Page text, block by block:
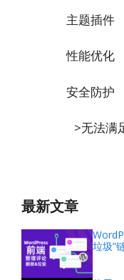
主题插件
性能优化
安全防护
>无法满
最新文章
垃圾”